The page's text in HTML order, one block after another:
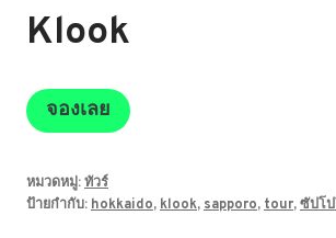
Klook
จองเลย
หมวดหมู่:ทัวร์
ป้ายกำกับ: hokkaido, klook, sapporo, tour,ซัปโ